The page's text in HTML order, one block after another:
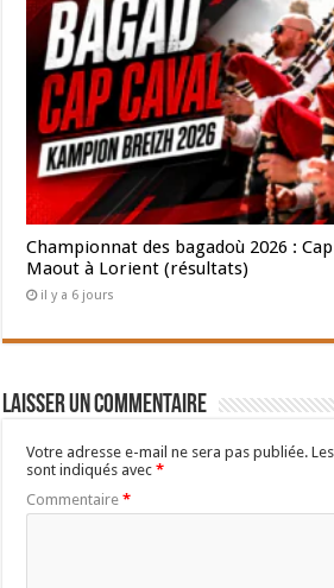
Championnat des bagadoù 2026 :
Maout à Lorient (résultats)
il y a 6 jours
Laisser un commentaire
Votre adresse e-mail ne sera pas publiée.
sont indiqués avec*
Commentaire*